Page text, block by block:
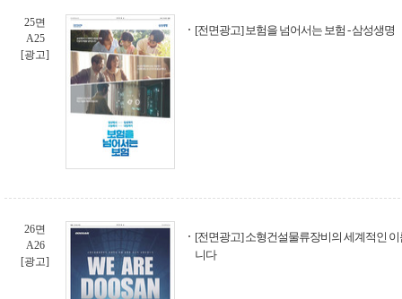
25면
A25
[광고]
[전면광고] 보험을 넘어서는 보험 - 삼성생명
26면
A26
[광고]
[전면광고] 소형건설물류장비의 세계적인
니다